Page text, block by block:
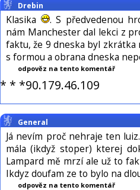
Drebin
Klasika
. S předvedenou
nám Manchester dal lekci z
faktu, že 9 dneska byl zkrátka
s formou a obrana dneska
odpověz na tento komentář
* * *90.179.46.109
General
Já nevím proč nehraje ten
mála (ikdyž stoper) kterej
Lampard mě mrzí ale už to
Ikdyz doufam ze to bylo na
odpověz na tento komentář